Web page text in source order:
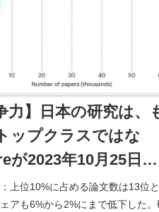
力】日本の研究は、
ップクラスではな
が2023年10月25日に
上位10%に占める論文数は13位
アも6%から2%にまで低下した。